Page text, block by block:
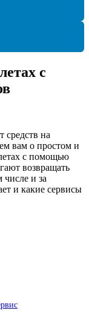
с
средств на
вам о простом и
с помощью
возвращать
числе и за
и какие сервисы